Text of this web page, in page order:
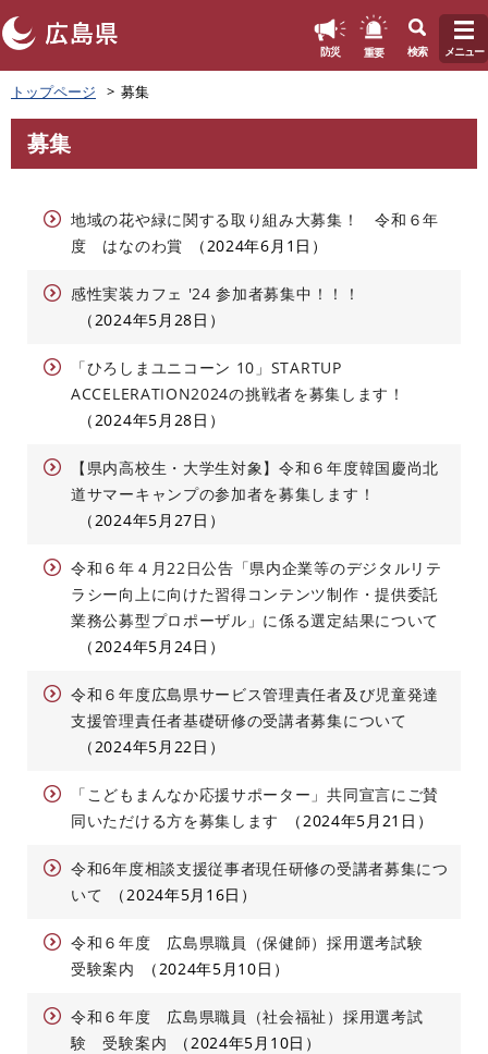
ペ
ー
ジ
先
防災 重要 検索 メニュー
トップページ 募集
文
募集
地域の花や緑に関する取り組み大募集！ 令和６年
度 はなのわ賞
2024年6月1日
感性実装カフェ '24 参加者募集中！！！
2024年5月28日
「ひろしまユニコーン 10」STARTUP
ACCELERATION2024の挑戦者を募集します！
2024年5月28日
【県内高校生・大学生対象】令和６年度韓国慶尚北
道サマーキャンプの参加者を募集します！
2024年5月27日
令和６年４月22日公告「県内企業等のデジタルリテ
ラシー向上に向けた習得コンテンツ制作・提供委託
業務公募型プロポーザル」に係る選定結果について
2024年5月24日
令和６年度広島県サービス管理責任者及び児童発達
支援管理責任者基礎研修の受講者募集について
2024年5月22日
「こどもまんなか応援サポーター」共同宣言にご賛
同いただける方を募集します
2024年5月21日
令和6年度相談支援従事者現任研修の受講者募集につ
いて
2024年5月16日
令和６年度 広島県職員（保健師）採用選考試験
受験案内
2024年5月10日
令和６年度 広島県職員（社会福祉）採用選考試
験 受験案内
2024年5月10日